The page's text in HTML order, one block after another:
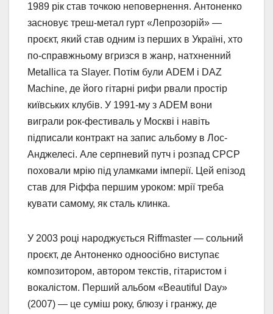
1989 рік став точкою неповернення. Антоненко
засновує треш-метал гурт «Лепрозорій» —
проєкт, який став одним із перших в Україні, хто
по-справжньому вгризся в жанр, натхненний
Metallica та Slayer. Потім були ADEM і DAZ
Machine, де його гітарні рифи рвали простір
київських клубів. У 1991-му з ADEM вони
виграли рок-фестиваль у Москві і навіть
підписали контракт на запис альбому в Лос-
Анджелесі. Але серпневий путч і розпад СРСР
поховали мрію під уламками імперії. Цей епізод
став для Ріффа першим уроком: мрії треба
кувати самому, як сталь клинка.
У 2003 році народжується Riffmaster — сольний
проєкт, де Антоненко одноосібно виступає
композитором, автором текстів, гітаристом і
вокалістом. Перший альбом «Beautiful Day»
(2007) — це суміш року, блюзу і гранжу, де